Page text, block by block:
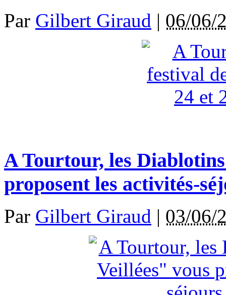
Par Gilbert Giraud | 06/06/
A Tourtour, les
proposent les activités-
Par Gilbert Giraud | 03/06/